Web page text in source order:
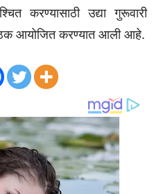
करण्यासाठी उद्या गुरूवारी
आयोजित करण्यात आली आहे.